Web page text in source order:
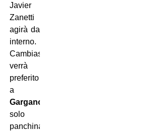
Javier
Zanetti
agirà da
interno.
Cambiasso
verrà
preferito
a
Gargano
solo
panchina,